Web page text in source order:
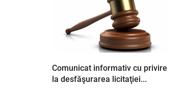
Comunicat informativ cu privire
la desfăşurarea licitaţiei...